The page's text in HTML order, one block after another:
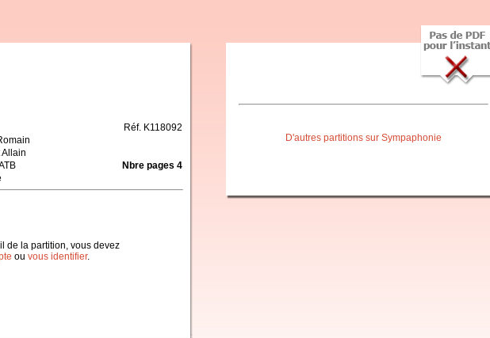
Réf. K118092
Allain
Nbre pages 4
de la partition, vous devez
ou vous identifier.
D'autres partitions sur Sympaphonie